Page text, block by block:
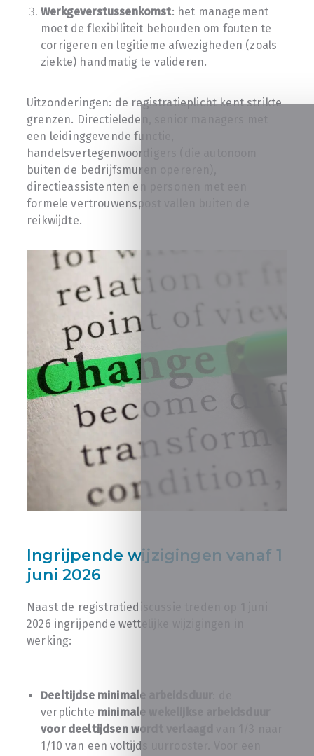
Werkgeverstussenkomst: het management
moet de flexibiliteit behouden om fouten te
corrigeren en legitieme afwezigheden (zoals
ziekte) handmatig te valideren.
Uitzonderingen: de registratieplicht kent strikte
grenzen. Directieleden, senior managers met
een leidinggevende functie,
handelsvertegenwoordigers (die autonoom
buiten de bedrijfsmuren opereren),
directieassistenten en personen met een
formele vertrouwenspost vallen buiten de
reikwijdte.
Ingrijpende wijzigingen vanaf 1
juni 2026
Naast de registratiediscussie treden op 1 juni
2026 ingrijpende wettelijke wijzigingen in
werking:
Deeltijdse minimale arbeidsduur
verplichte minimale wekelijkse arbeidsduur
voor deeltijdsen wordt verlaagd
1/10 van een voltijds uurrooster. Voor een